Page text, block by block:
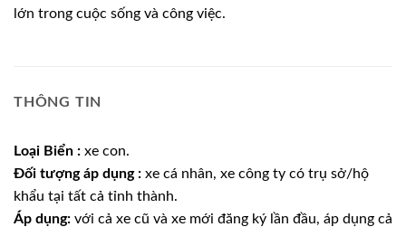
lớn trong cuộc sống và công việc.
THÔNG TIN
Loại Biển : xe con.
Đối tượng áp dụng : xe cá nhân, xe công ty có trụ sở/hộ
khẩu tại tất cả tỉnh thành.
Áp dụng: với cả xe cũ và xe mới đăng ký lần đầu, áp dụng cả